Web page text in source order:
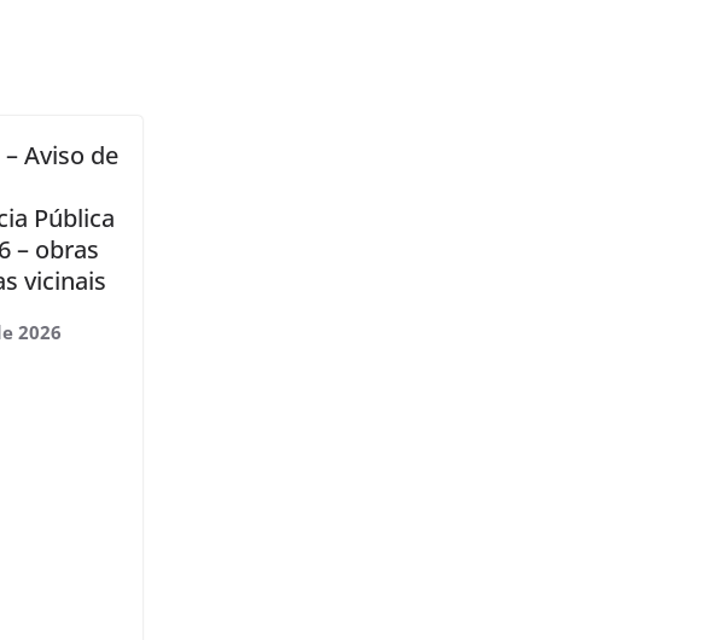
Aviso de
Pública
– obras
vicinais
2026